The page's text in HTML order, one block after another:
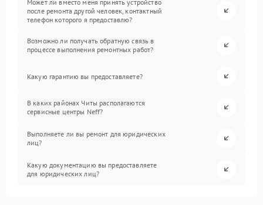
Может ли вместо меня принять устройство
после ремонта другой человек, контактный
телефон которого я предоставлю?
Возможно ли получать обратную связь в
процессе выполнения ремонтных работ?
Какую гарантию вы предоставляете?
В каких районах Читы располагаются
сервисные центры Neff?
Выполняете ли вы ремонт для юридических
лиц?
Какую документацию вы предоставляете
для юридических лиц?